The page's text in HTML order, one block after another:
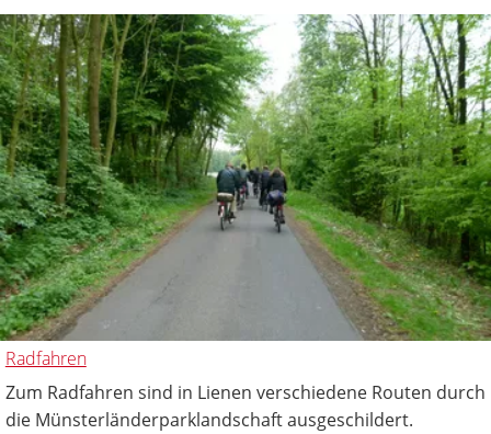
Radfahren
Zum Radfahren sind in Lienen verschiedene Routen durch
die Münsterländerparklandschaft ausgeschildert.